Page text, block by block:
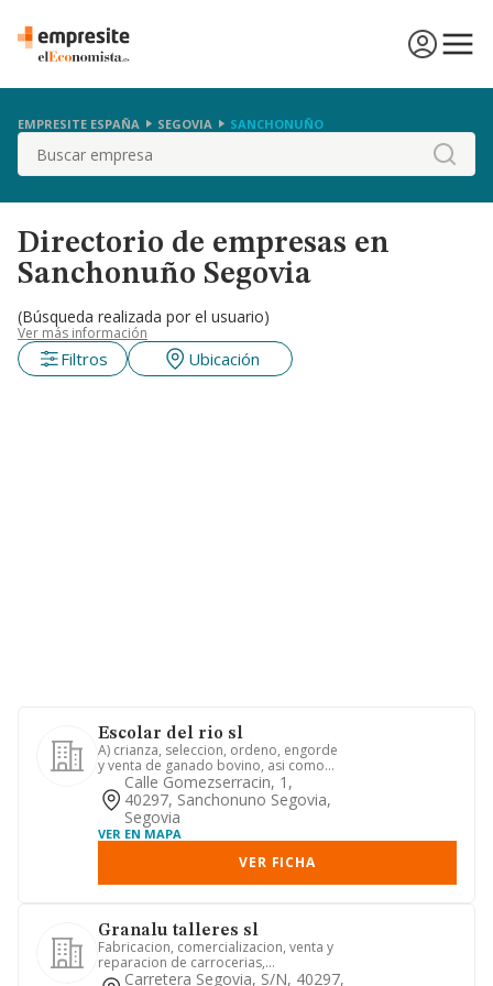
EMPRESITE ESPAÑA SEGOVIA SANCHONUÑO
Buscar
Directorio de empresas en
Sanchonuño Segovia
(Búsqueda realizada por el usuario)
Ver más información
Filtros Ubicación
Escolar del rio sl
A) crianza, seleccion, ordeno, engorde
y venta de ganado bovino, asi como
cualquier otra industria ...
Calle Gomezserracin, 1,
40297, Sanchonuno Segovia,
Segovia
VER EN MAPA
VER FICHA
Granalu talleres sl
Fabricacion, comercializacion, venta y
reparacion de carrocerias,
basculantes, jaulas ganaderas, gr...
Carretera Segovia, S/n, 40297,